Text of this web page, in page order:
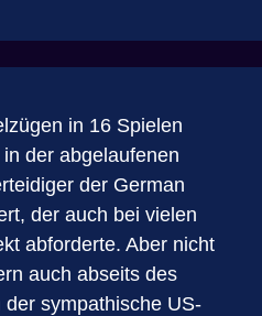
in 16 Spielen
der abgelaufenen
der German
der auch bei vielen
abforderte. Aber nicht
auch abseits des
sympathische US-